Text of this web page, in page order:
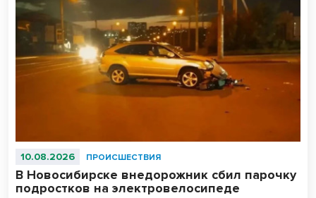
10.08.2026 ПРОИСШЕСТВИЯ
В Новосибирске внедорожник сбил парочку
подростков на электровелосипеде